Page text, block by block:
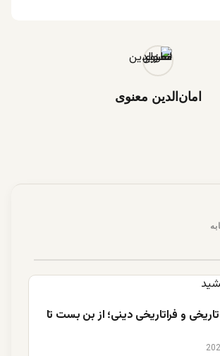
امان‌الدین معنوی
و فراتاریخی دینی؛ از بن بست تا